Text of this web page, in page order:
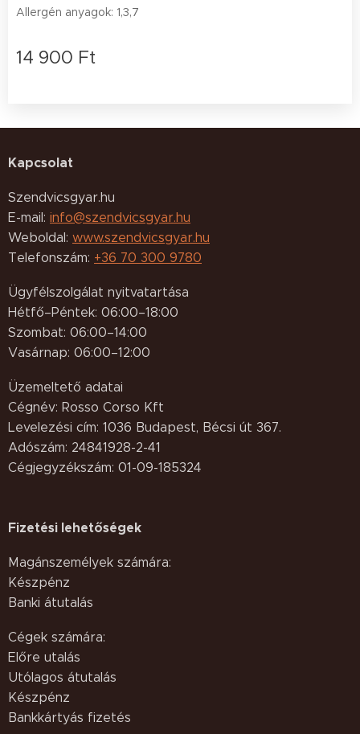
Allergén anyagok: 1,3,7
14 900 Ft
Kapcsolat
Szendvicsgyar.hu
E-mail: info@szendvicsgyar.hu
Weboldal: www.szendvicsgyar.hu
Telefonszám: +36 70 300 9780
Ügyfélszolgálat nyitvatartása
Hétfő–Péntek: 06:00–18:00
Szombat: 06:00–14:00
Vasárnap: 06:00–12:00
Üzemeltető adatai
Cégnév: Rosso Corso Kft
Levelezési cím: 1036 Budapest, Bécsi út 367.
Adószám: 24841928-2-41
Cégjegyzékszám: 01-09-185324
Fizetési lehetőségek
Magánszemélyek számára:
Készpénz
Banki átutalás
Cégek számára:
Előre utalás
Utólagos átutalás
Készpénz
Bankkártyás fizetés